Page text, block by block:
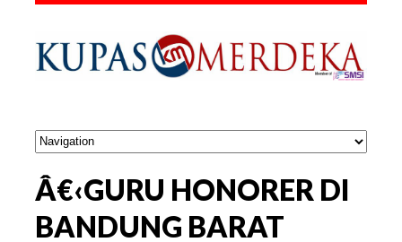
Â€‹GURU HONORER DI
BANDUNG BARAT